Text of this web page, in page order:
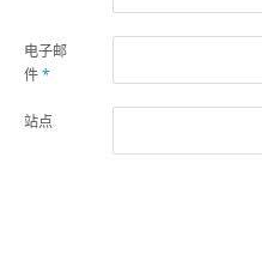
电子邮
件*
站点